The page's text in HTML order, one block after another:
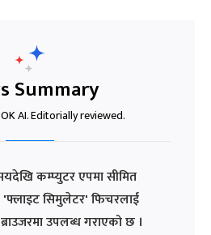
Summary
AI. Editorially reviewed.
कम्प्युटर एपमा सीमित
'फ्लाइट सिमुलेटर' फिचरलाई
उपलब्ध गराएको छ ।